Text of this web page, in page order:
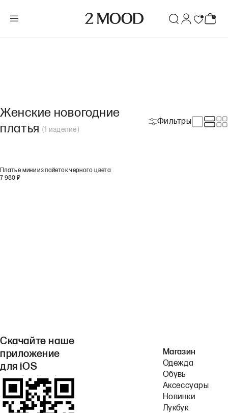
Женские новогодние
платья (1 изделие )
Фильтры
Платье мини из пайеток черного цвета
7 980 ₽
Скачайте наше
приложение
для iOS
или Android.
Магазин
Одежда
Обувь
Аксессуары
Новинки
Лукбук